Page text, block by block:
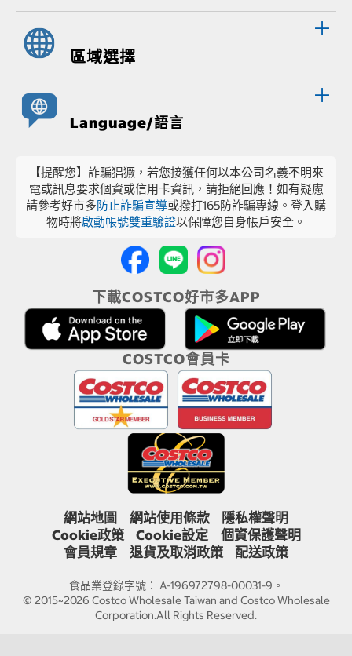
區域選擇
Language/語言
【提醒您】詐騙猖獗，若您接獲任何以本公司名義不明來
電或訊息要求個資或信用卡資訊，請拒絕回應！如有疑慮
請參考好市多防止詐騙宣導或撥打165防詐騙專線。登入購
物時將啟動帳號雙重驗證以保障您自身帳戶安全。
下載COSTCO好市多APP
COSTCO會員卡
網站地圖 網站使用條款
隱私權聲明
Cookie政策
Cookie設定
個資保護聲明
會員規章
退貨及取消政策 配送政策
食品業登錄字號： A-196972798-00031-9。
© 2015~2026 Costco Wholesale Taiwan and Costco Wholesale
Corporation.All Rights Reserved.